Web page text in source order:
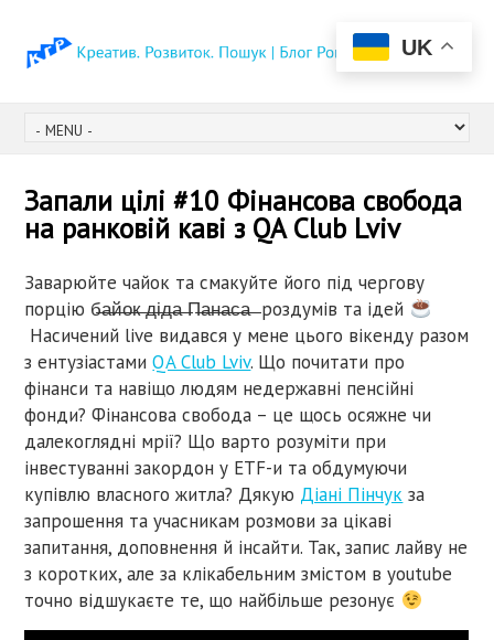
Запали цілі #10 Фінансова свобода
на ранковій каві з QA Club Lviv
Заварюйте чайок та смакуйте його під чергову
порцію б̶а̶й̶о̶к̶ ̶д̶і̶д̶а̶ ̶П̶а̶н̶а̶с̶а̶ ̶ роздумів та ідей
Насичений live видався у мене цього вікенду разом
з ентузіастамиQA Club Lviv. Що почитати про
фінанси та навіщо людям недержавні пенсійні
фонди? Фінансова свобода – це щось осяжне чи
далекоглядні мрії? Що варто розуміти при
інвестуванні закордон у ETF-и та обдумуючи
купівлю власного житла? Дякую Діані Пінчук за
запрошення та учасникам розмови за цікаві
запитання, доповнення й інсайти. Так, запис лайву не
з коротких, але за клікабельним змістом в youtube
точно відшукаєте те, що найбільше резонує
UK